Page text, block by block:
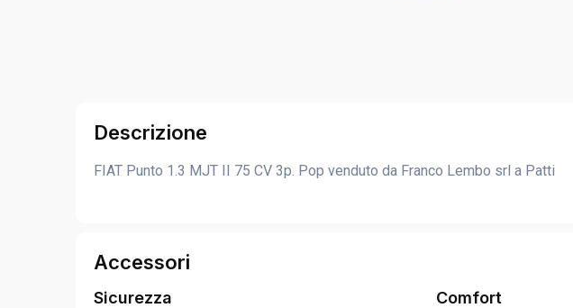
Descrizione
FIAT Punto 1.3 MJT II 75 CV 3p. Pop venduto da Franco Lembo srl a Patti
Accessori
Sicurezza
Comfort